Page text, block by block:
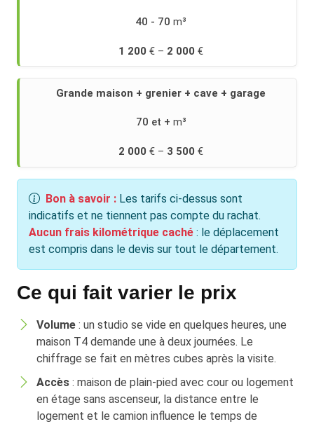
40 - 70
1 200 2 000
Grande maison + grenier + cave + garage
70 et +
2 000 3 500
Bon à savoir : Les tarifs ci-dessus sont
indicatifs et ne tiennent pas compte du rachat.
Aucun frais kilométrique caché : le déplacement
est compris dans le devis sur tout le département.
Ce qui fait varier le prix
Volume : un studio se vide en quelques heures, une
maison T4 demande une à deux journées. Le
chiffrage se fait en mètres cubes après la visite.
Accès : maison de plain-pied avec cour ou logement
en étage sans ascenseur, la distance entre le
logement et le camion influence le temps de